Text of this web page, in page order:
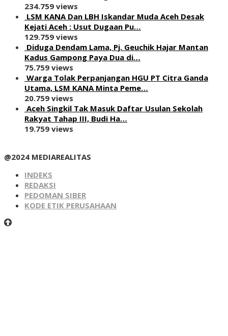
234.759 views
LSM KANA Dan LBH Iskandar Muda Aceh Desak
Kejati Aceh : Usut Dugaan Pu…
129.759 views
Diduga Dendam Lama, Pj. Geuchik Hajar Mantan
Kadus Gampong Paya Dua di…
75.759 views
Warga Tolak Perpanjangan HGU PT Citra Ganda
Utama, LSM KANA Minta Peme…
20.759 views
Aceh Singkil Tak Masuk Daftar Usulan Sekolah
Rakyat Tahap III, Budi Ha…
19.759 views
@2024 MEDIAREALITAS
INDEKS
REDAKSI
PEDOMAN SIBER
KODE ETIK PERUSAHAAN